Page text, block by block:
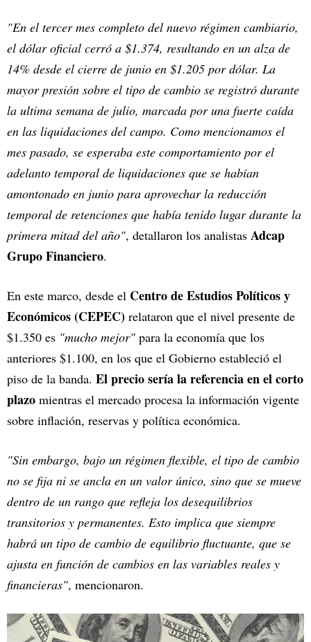
"En el tercer mes completo del nuevo régimen cambiario,
el dólar oficial cerró a $1.374, resultando en un alza de
14% desde el cierre de junio en $1.205 por dólar. La
mayor presión sobre el tipo de cambio se registró durante
la ultima semana de julio, marcada por una fuerte caída
en las liquidaciones del campo. Como mencionamos el
mes pasado, se esperaba este comportamiento por el
adelanto temporal de liquidaciones que se habían
amontonado en junio para aprovechar la reducción
temporal de retenciones que había tenido lugar durante la
primera mitad del año", detallaron los analistas Adcap
Grupo Financiero.
En este marco, desde el Centro de Estudios Políticos y
Económicos (CEPEC) relataron que el nivel presente de
$1.350 es "mucho mejor" para la economía que los
anteriores $1.100, en los que el Gobierno estableció el
piso de la banda. El precio sería la referencia en el corto
plazo mientras el mercado procesa la información vigente
sobre inflación, reservas y política económica.
"Sin embargo, bajo un régimen flexible, el tipo de cambio
no se fija ni se ancla en un valor único, sino que se mueve
dentro de un rango que refleja los desequilibrios
transitorios y permanentes. Esto implica que siempre
habrá un tipo de cambio de equilibrio fluctuante, que se
ajusta en función de cambios en las variables reales y
financieras", mencionaron.